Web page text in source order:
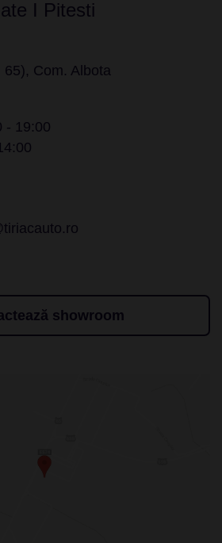
I Pitesti
65), Com. Albota
- 19:00
showroom